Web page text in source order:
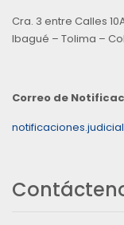
Cra. 3 entre Calles 10A
Ibagué – Tolima –
Correo de